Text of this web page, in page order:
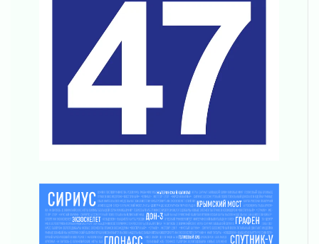
Ленобласть повышает производительность
Поддержка волонтерских объединений
03 августа 2026
Ладожский мост полностью закроют на два
Музеи Ленобласти обновляют пространства
Часть медиков в Ленобласти сможет
рассчитывать на доплату от региона
03 августа 2026